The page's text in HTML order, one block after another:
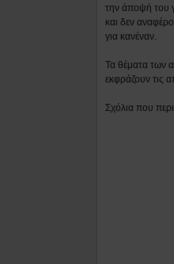
την άποψή του
και δεν
για κανέναν.
Τα θέματα των
εκφράζουν τις
Σχόλια που